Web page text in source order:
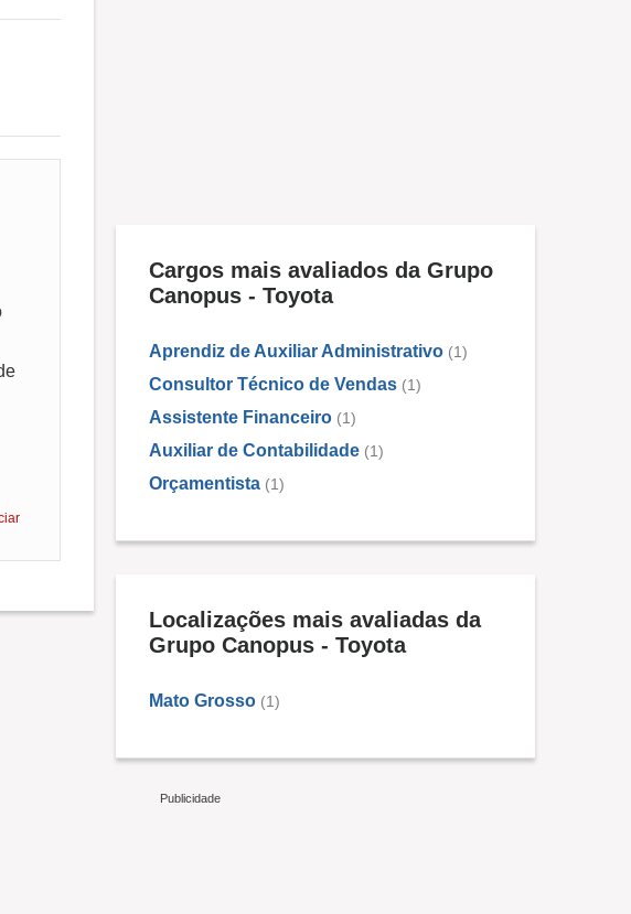
Cargos mais avaliados da Grupo
Canopus - Toyota
Aprendiz de Auxiliar Administrativo (1)
Consultor Técnico de Vendas (1)
Assistente Financeiro (1)
Auxiliar de Contabilidade (1)
Orçamentista (1)
Localizações mais avaliadas da
Grupo Canopus - Toyota
Mato Grosso (1)